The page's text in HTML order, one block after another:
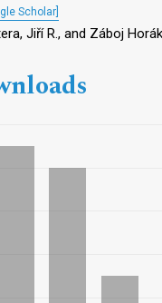
Scholar]
Jiří R., and Záboj